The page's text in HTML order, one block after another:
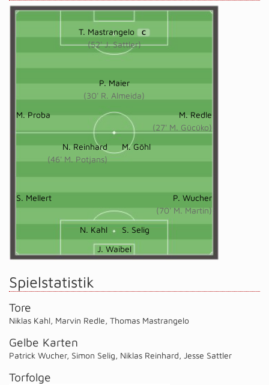
T. Mastrangelo C
(52' J. Sattler)
P. Maier
(30' R. Almeida)
M. Proba
M. Redle
(27' M. Gücüko)
N. Reinhard
(46' M. Potjans)
M. Göhl
S. Mellert
P. Wucher
(70' M. Martin)
N. Kahl
S. Selig
J. Waibel
Spielstatistik
Tore
Niklas Kahl, Marvin Redle, Thomas Mastrangelo
Gelbe Karten
Patrick Wucher, Simon Selig, Niklas Reinhard, Jesse Sattler
Torfolge